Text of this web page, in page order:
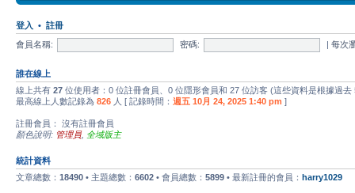
登入 • 註冊
會員名稱: 密碼: | 每次
誰在線上
線上共有 27 位使用者：0 位註冊會員、0 位隱形會員和 27 位訪客 (這些資料是根據過
最高線上人數記錄為 826 人 [ 記錄時間： 週五 10月 24, 2025 1:40 pm ]
註冊會員： 沒有註冊會員
顏色說明: 管理員, 全域版主
統計資料
文章總數： 18490 • 主題總數： 6602 • 會員總數： 5899 • 最新註冊的會員： harry1029